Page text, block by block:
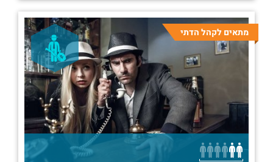
מתאים לקהל הדתי